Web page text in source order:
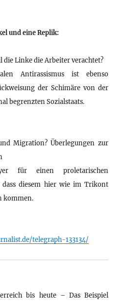
und eine Replik:
die Linke die Arbeiter verachtet?
Antirassismus ist ebenso
der Schimäre von der
begrenzten Sozialstaats.
Migration? Überlegungen zur
für einen proletarischen
dass diesem hier wie im Trikont
kommen.
telegraph-133134/
bis heute – Das Beispiel